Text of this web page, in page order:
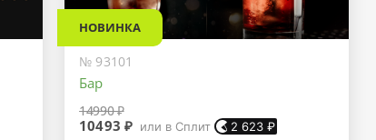
НОВИНКА
№ 93101
Бар
14990 ₽
10493 ₽ или в Сплит 2 623 ₽